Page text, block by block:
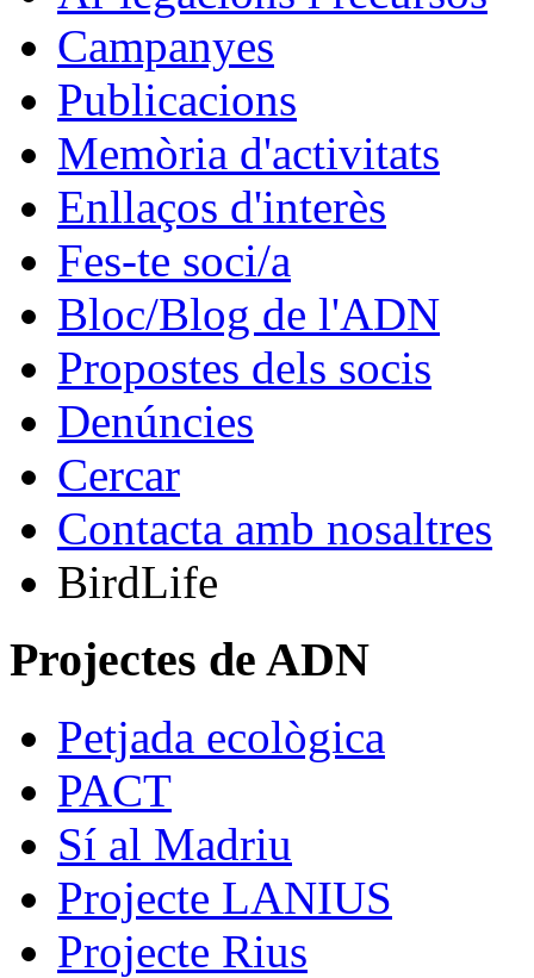
Campanyes
Publicacions
Memòria d'activitats
Enllaços d'interès
Fes-te soci/a
Bloc/Blog de l'ADN
Propostes dels socis
Denúncies
Cercar
Contacta amb nosaltres
BirdLife
Projectes de ADN
Petjada ecològica
PACT
Sí al Madriu
Projecte LANIUS
Projecte Rius